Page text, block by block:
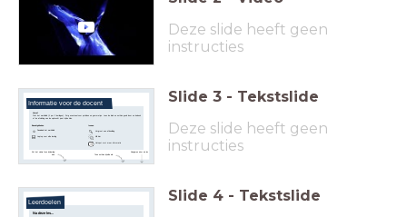
Deze slide heeft geen
instructies
Informatie voor de docent
Benodigdheden Iconen
Zet het vinkje 'toon bij leerling'
aan
Toon notities bij elke dia
Navigeren door de les
Download het werkblad Vergroot een afbeelding
Klik hier
Hotspot met meer informatie
Laptop voor elke leerling
Vooraf
Print het werkblad (1 per 2 leerlingen). Zorg eventueel voor potloden en gummetjes. Lees de dia's en notities goed door en bedenk
of de afsluiting van de opdracht past bij de klas.
Slide 3 - Tekstslide
Deze slide heeft geen
instructies
Leerdoelen
Na deze les...
Slide 4 - Tekstslide